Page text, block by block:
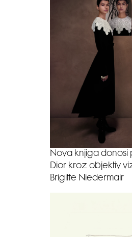
Nova knjiga donosi
Dior kroz objektiv
Brigitte Niedermair